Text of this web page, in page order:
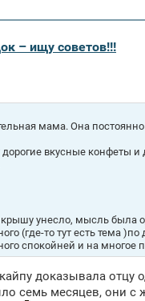
– ищу советов!!!
мама. Она
вкусные конфеты и
унесло, мысль была
(где-то тут есть тема
спокойней и на многое
доказывала
семь месяцев, они